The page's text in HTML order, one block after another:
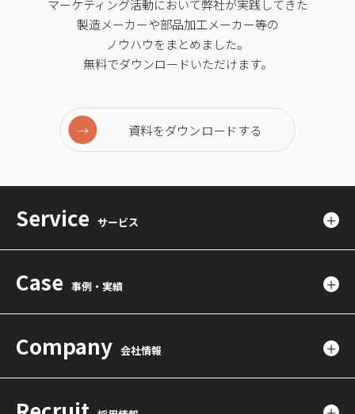
マーケティング活動において弊社が実践してきた
製造メーカーや部品加工メーカー等の
ノウハウをまとめました。
無料でダウンロードいただけます。
資料をダウンロードする
Service サービス
Case 事例・実績
Company 会社情報